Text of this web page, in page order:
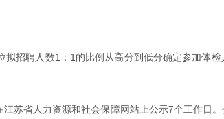
招聘人数1：1的比例从高分到低分确定参加体
苏省人力资源和社会保障网站上公示7个工作日